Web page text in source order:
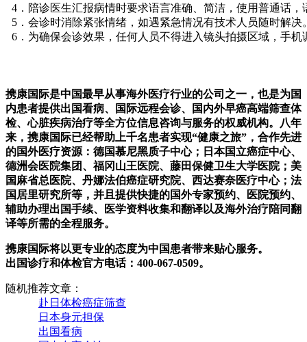
4．陪诊医生汇报病情时要求语言准确、简洁，使用普通话，
5．会诊时消除紧张情绪，如遇紧急情况有技术人员随时解决
6．为确保会诊效果，任何人员不得进入镜头拍摄区域，手机
携康国际是中国最早从事海外医疗行业的公司之一，也是为国
内患者提供出国看病、国际远程会诊、国内外早癌高端筛查体
检、心脏疾病治疗等全方位信息咨询与服务的权威机构。八年
来，携康国际已经帮助上千名患者实现“健康之旅”，合作先进
的国外医疗资源：德国慕尼黑质子中心；日本国立癌症中心、
德洲会医院集团、福冈山王医院、藤田保健卫生大学医院；美
国麻省总医院、丹娜法伯癌症研究院、西达赛奈医疗中心；法
国居里研究所等，并且提供快捷的国外专家预约、医院预约、
辅助办理出国手续、医学资料收集和翻译以及海外治疗陪同翻
译等所需的全程服务。
携康国际将以更专业的态度为中国患者带来贴心服务。
出国诊疗和体检官方电话：400-067-0509。
随机推荐文章：
赴日体检癌症筛查
日本身元担保
出国看病